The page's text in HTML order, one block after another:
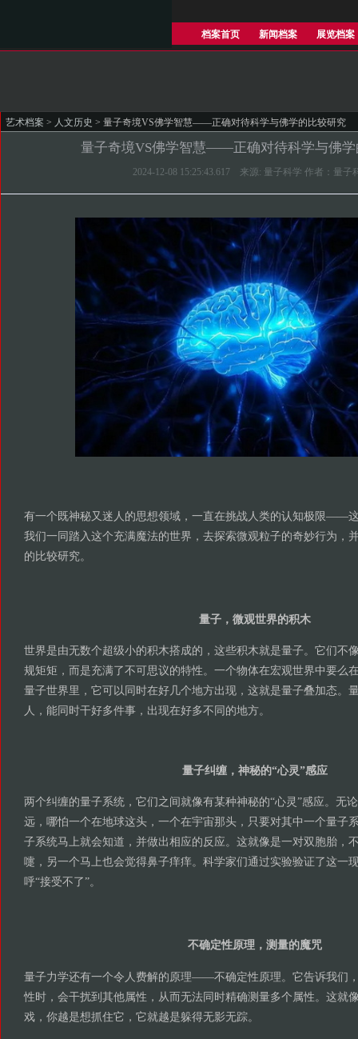
档案首页 新闻档案 展览档案
艺术档案 > 人文历史 > 量子奇境VS佛学智慧——正确对待科学与佛学的比较研究
量子奇境VS佛学智慧——正确对待科学与佛学
2024-12-08 15:25:43.617 来源: 量子科学 作者：量子
有一个既神秘又迷人的思想领域，一直在挑战人类的认知极限——
我们一同踏入这个充满魔法的世界，去探索微观粒子的奇妙行为，
的比较研究。
量子，微观世界的积木
世界是由无数个超级小的积木搭成的，这些积木就是量子。它们不
规矩矩，而是充满了不可思议的特性。一个物体在宏观世界中要么
量子世界里，它可以同时在好几个地方出现，这就是量子叠加态。
人，能同时干好多件事，出现在好多不同的地方。
量子纠缠，神秘的“心灵”感应
两个纠缠的量子系统，它们之间就像有某种神秘的“心灵”感应。无
远，哪怕一个在地球这头，一个在宇宙那头，只要对其中一个量子
子系统马上就会知道，并做出相应的反应。这就像是一对双胞胎，
嚏，另一个马上也会觉得鼻子痒痒。科学家们通过实验验证了这一
呼“接受不了”。
不确定性原理，测量的魔咒
量子力学还有一个令人费解的原理——不确定性原理。它告诉我们
性时，会干扰到其他属性，从而无法同时精确测量多个属性。这就
戏，你越是想抓住它，它就越是躲得无影无踪。